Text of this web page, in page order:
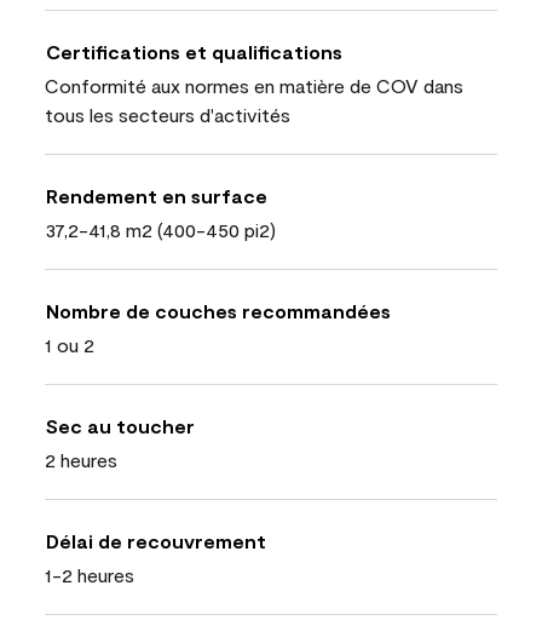
Certifications et qualifications
Conformité aux normes en matière de COV dans
tous les secteurs d'activités
Rendement en surface
37,2-41,8 m2 (400-450 pi2)
Nombre de couches recommandées
1 ou 2
Sec au toucher
2 heures
Délai de recouvrement
1-2 heures